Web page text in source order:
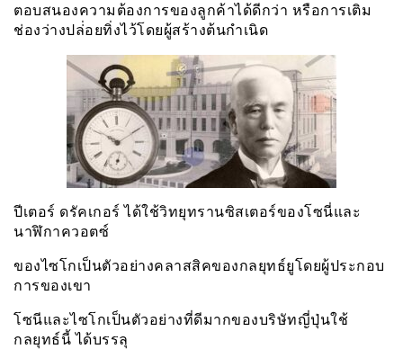
ตอบสนองความต้องการของลูกค้าได้ดีกว่า หรือการเติม
ช่องว่างปล่่อยทิ่งไว้โดยผู้สร้างต้นกำเนิด
ปีเตอร์ ดรัคเกอร์ ได้ใช้วิทยุทรานซิสเตอร์ของโซนี่และ
นาฬิกาควอตซ์
ของไซโกเป็นตัวอย่างคลาสสิคของกลยุทธ์ยูโดยผู้ประกอบ
การของเขา
โซนีและไซโกเป็นตัวอย่างที่ดีมากของบริษัทญี่ปุ่นใช้
กลยุทธ์นี้ ได้บรรลุ